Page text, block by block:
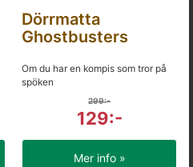
Dörrmatta
Ghostbusters
Om du har en kompis som tror på
spöken
299:-
129:-
Mer info »